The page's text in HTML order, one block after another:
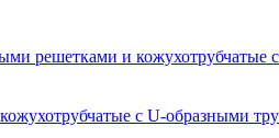
решетками и кожухотрубчатые
с U-образными